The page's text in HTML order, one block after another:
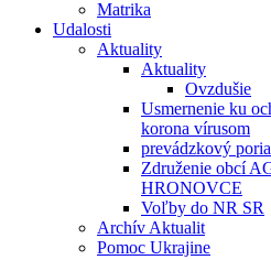
Matrika
Udalosti
Aktuality
Aktuality
Ovzdušie
Usmernenie ku
korona vírusom
prevádzkový
Združenie obcí
HRONOVCE
Voľby do NR SR
Archív Aktualit
Pomoc Ukrajine